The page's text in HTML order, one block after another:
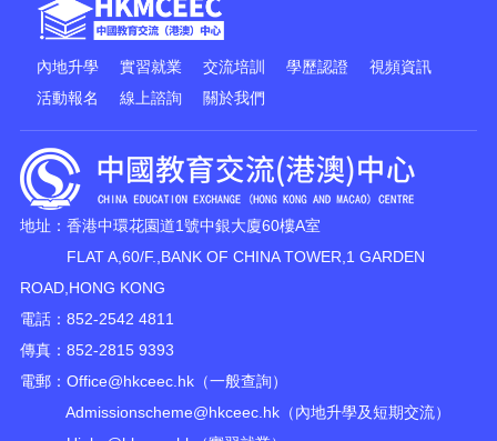
內地升學 實習就業 交流培訓 學歷認證
視頻資訊
活動報名
線上諮詢 關於我們
地址：香港中環花園道1號中銀大廈60樓A室
FLAT A,60/F.,BANK OF CHINA TOWER,1 GARDEN
ROAD,HONG KONG
電話：852-2542 4811
傳真：852-2815 9393
電郵： Office@hkceec.hk（一般查詢）
Admissionscheme@hkceec.hk（內地升學及短期交流）